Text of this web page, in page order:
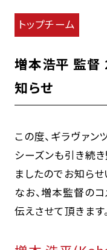
トップチーム
増本浩平 監督
知らせ
この度、ギラヴァ
シーズンも引き続
ましたのでお知らせ
なお、増本監督の
伝えさせて頂きます。